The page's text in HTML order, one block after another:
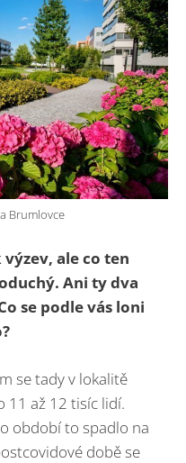
Brumlovce
ale co ten
Ani ty dva
se podle vás loni
se tady v lokalitě
11 až 12 tisíc lidí.
období to spadlo na
době se